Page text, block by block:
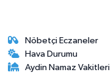
Nöbetçi Eczaneler
Hava Durumu
Aydin Namaz Vakitleri